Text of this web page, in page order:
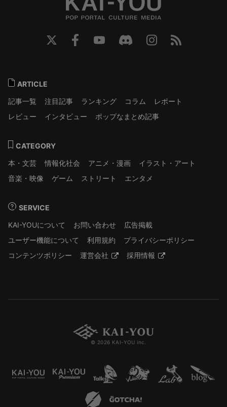
ARTICLE
記事一覧
注目記事 ランキング コラム
レポート
レビュー
インタビュー ポップなまとめ記事
CATEGORY
本・文芸
情報化社会 アニメ・漫画
イラスト・アート
音楽・映像
ゲーム ストリート エンタメ
SERVICE
KAI-YOUについて
お問い合わせ
広告掲載
ユーザー機能について
利用規約
プライバシーポリシー
コンテンツポリシー
運営会社 採用情報
© 2026 KAI-YOU inc.